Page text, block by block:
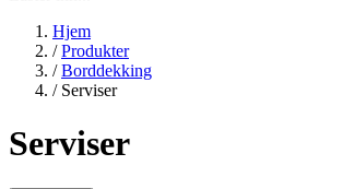
Hjem
/ Produkter
/ Borddekking
/ Serviser
Serviser